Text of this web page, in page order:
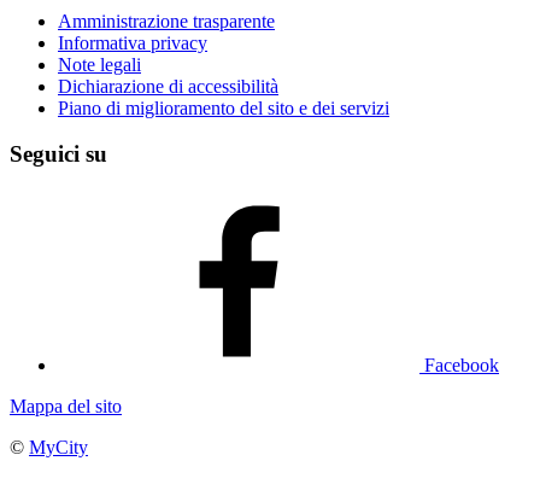
Amministrazione trasparente
Informativa privacy
Note legali
Dichiarazione di accessibilità
Piano di miglioramento del sito e dei servizi
Seguici su
Facebook
Mappa del sito
© MyCity